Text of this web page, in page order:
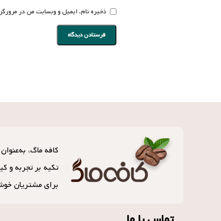
ذخیره نام، ایمیل و وبسایت من در
تکیه بر تجربه و
برای مشتریان